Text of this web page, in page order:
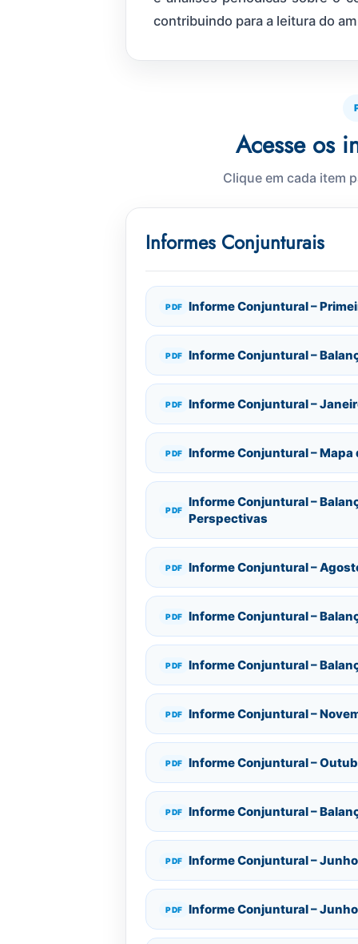
contribuindo para a leitura do
Acesse os
Clique em cada item
Informes Conjunturais
Informe Conjuntural –
Informe Conjuntural –
Informe Conjuntural –
Informe Conjuntural – Mapa
Informe Conjuntural –
Perspectivas
Informe Conjuntural –
Informe Conjuntural –
Informe Conjuntural –
Informe Conjuntural –
Informe Conjuntural –
Informe Conjuntural –
Informe Conjuntural –
Informe Conjuntural –